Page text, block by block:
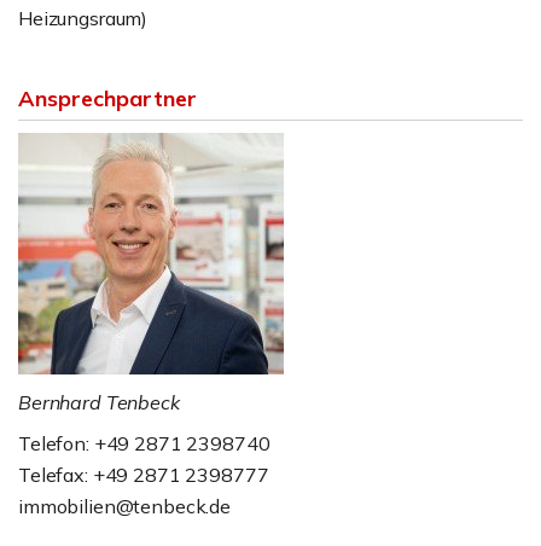
Heizungsraum)
Ansprechpartner
Bernhard Tenbeck
Telefon: +49 2871 2398740
Telefax: +49 2871 2398777
immobilien@tenbeck.de